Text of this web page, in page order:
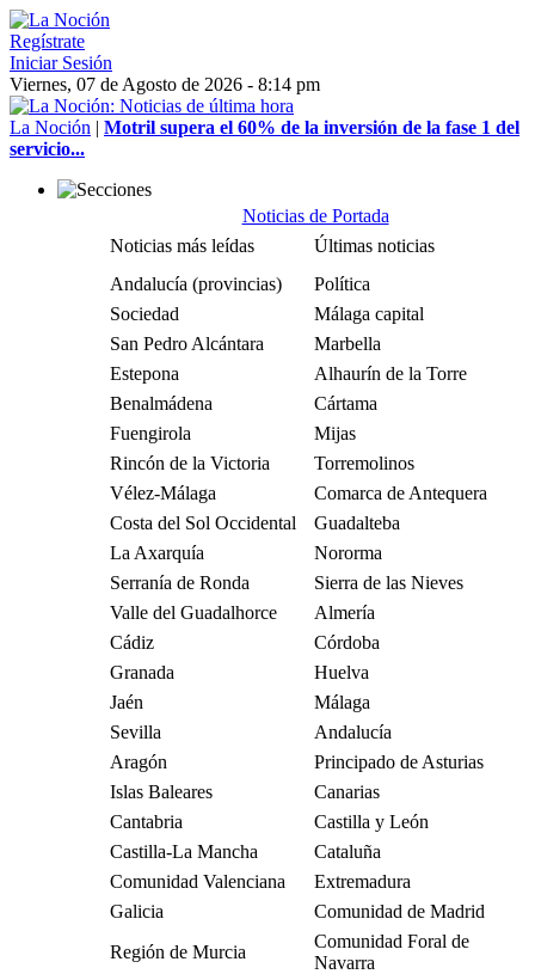
Regístrate
Iniciar Sesión
Viernes, 07 de Agosto de 2026 - 8:14 pm
La Noción | Motril supera el 60% de la inversión de la fase 1 del
servicio...
Noticias de Portada
Noticias más leídas
Últimas noticias
Andalucía (provincias)
Política
Sociedad
Málaga capital
San Pedro Alcántara
Marbella
Estepona
Alhaurín de la Torre
Benalmádena
Cártama
Fuengirola
Mijas
Rincón de la Victoria
Torremolinos
Vélez-Málaga
Comarca de Antequera
Costa del Sol Occidental
Guadalteba
La Axarquía
Nororma
Serranía de Ronda
Sierra de las Nieves
Valle del Guadalhorce
Almería
Cádiz
Córdoba
Granada
Huelva
Jaén
Málaga
Sevilla
Andalucía
Aragón
Principado de Asturias
Islas Baleares
Canarias
Cantabria
Castilla y León
Castilla-La Mancha
Cataluña
Comunidad Valenciana
Extremadura
Galicia
Comunidad de Madrid
Región de Murcia
Comunidad Foral de
Navarra